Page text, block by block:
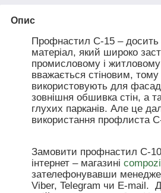
Опис
Профнастил С-15 – досить
матеріал, який широко
промисловому і житловому
вважається стіновим,
використовують для
зовнішня обшивка стін, а
глухих парканів. Але це
використання профлиста
Замовити профнастил С-10
інтернет – магазині
зателефонувавши
Viber, Telegram чи E-mail.